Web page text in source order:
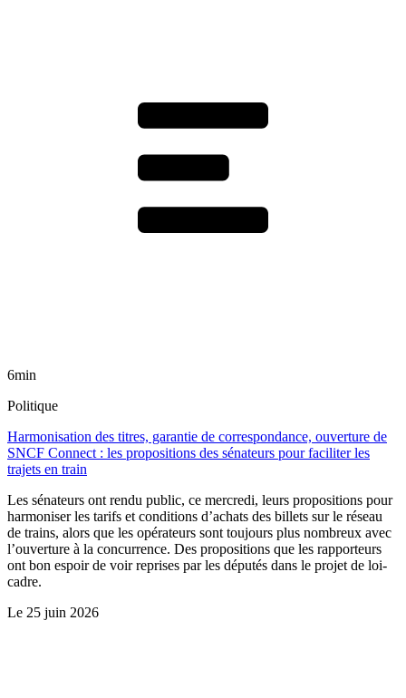
6min
Politique
Harmonisation des titres, garantie de correspondance, ouverture de
SNCF Connect : les propositions des sénateurs pour faciliter les
trajets en train
Les sénateurs ont rendu public, ce mercredi, leurs propositions pour
harmoniser les tarifs et conditions d’achats des billets sur le réseau
de trains, alors que les opérateurs sont toujours plus nombreux avec
l’ouverture à la concurrence. Des propositions que les rapporteurs
ont bon espoir de voir reprises par les députés dans le projet de loi-
cadre.
Le 25 juin 2026